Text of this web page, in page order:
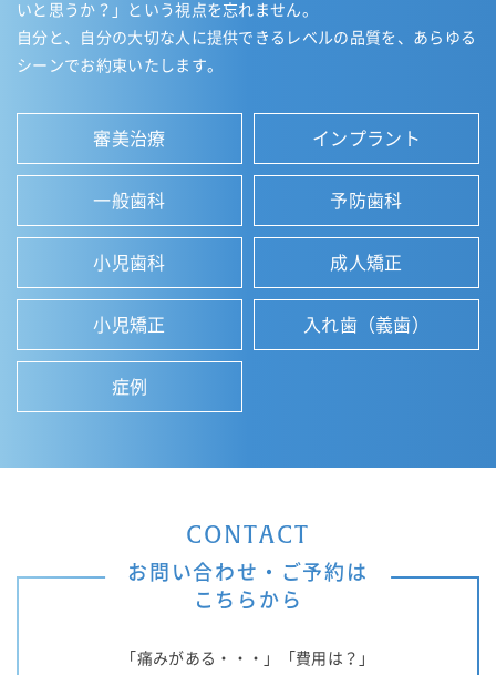
いと思うか？」という視点を忘れません。
自分と、自分の大切な人に提供できるレベルの品質を、あらゆる
シーンでお約束いたします。
審美治療 インプラント
一般歯科 予防歯科
小児歯科 成人矯正
小児矯正 入れ歯（義歯）
症例
CONTACT
お問い合わせ・ご予約は
こちらから
「痛みがある・・・」「費用は？」